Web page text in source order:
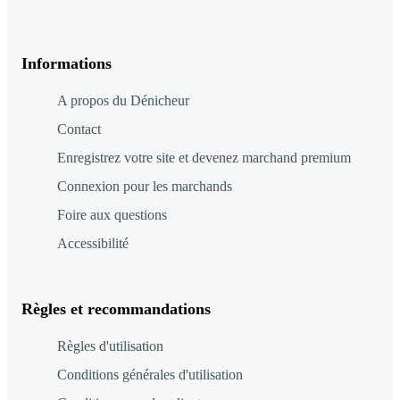
Informations
A propos du Dénicheur
Contact
Enregistrez votre site et devenez marchand premium
Connexion pour les marchands
Foire aux questions
Accessibilité
Règles et recommandations
Règles d'utilisation
Conditions générales d'utilisation